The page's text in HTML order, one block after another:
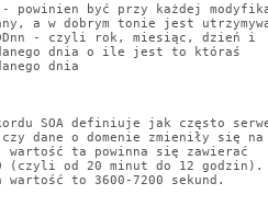
- powinien być przy każdej
a w dobrym tonie jest
- czyli rok, miesiąc, dzień i
dnia o ile jest to któraś
dnia
SOA definiuje jak często
dane o domenie zmieniły się na
wartość ta powinna się zawierać
(czyli od 20 minut do 12 godzin).
to 3600-7200 sekund.